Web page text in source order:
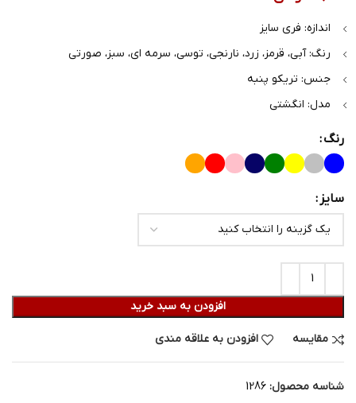
اندازه: فری سایز
رنگ: آبی، قرمز، زرد، نارنجی، توسی، سرمه ای، سبز، صورتی
جنس: تریکو پنبه
مدل: انگشتی
رنگ
سایز
افزودن به سبد خرید
مقایسه افزودن به علاقه مندی
شناسه محصول: 1286